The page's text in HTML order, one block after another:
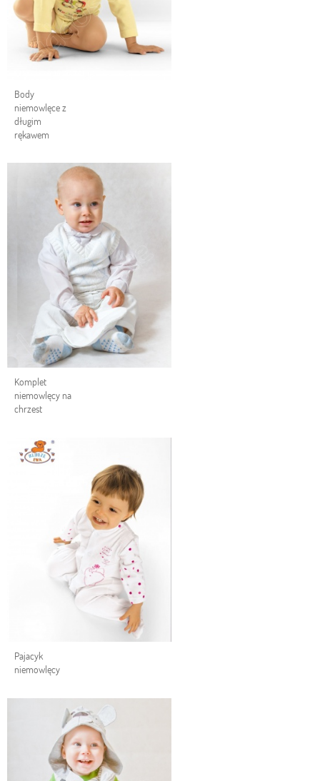
Body
niemowlęce z
długim
rękawem
Komplet
niemowlęcy na
chrzest
Pajacyk
niemowlęcy